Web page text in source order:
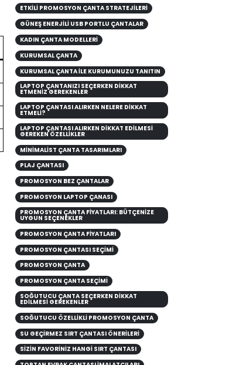
ETKILI PROMOSYON ÇANTA STRATEJILERI
GÜNEŞ ENERJILI USB PORTLU ÇANTALAR
KADIN ÇANTA MODELLERİ
KURUMSAL ÇANTA
KURUMSAL ÇANTA ILE KURUMUNUZU TANITIN
LAPTOP ÇANTANIZI SEÇERKEN DIKKAT
ETMENIZ GEREKENLER
LAPTOP ÇANTASI ALIRKEN NELERE DİKKAT
ETMELİ?
LAPTOP ÇANTASI ALIRKEN DIKKAT EDILMESI
GEREKEN ÖZELLIKLER
MINIMALIST ÇANTA TASARIMLARI
PLAJ ÇANTASI
PROMOSYON BEZ ÇANTALAR
PROMOSYON LAPTOP ÇANASI
PROMOSYON ÇANTA FIYATLARI: BÜTÇENIZE
UYGUN SEÇENEKLER
PROMOSYON ÇANTA FİYATLARI
PROMOSYON ÇANTASI SEÇİMİ
PROMOSYON ÇANTA
PROMOSYON ÇANTA SEÇIMI
SOĞUTUCU ÇANTA SEÇERKEN DIKKAT
EDILMESI GEREKENLER
SOĞUTUCU ÖZELLIKLI PROMOSYON ÇANTA
SU GEÇIRMEZ SIRT ÇANTASI ÖNERILERI
SİZİN FAVORİNİZ HANGİ SIRT ÇANTASI